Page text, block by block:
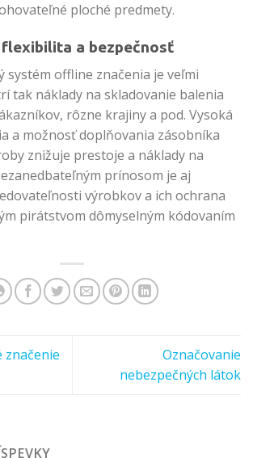
ploché predmety.
flexibilita a bezpečnosť
systém offline značenia je veľmi
tak náklady na skladovanie balenia
rôzne krajiny a pod. Vysoká
a možnosť doplňovania zásobníka
znižuje prestoje a náklady na
prínosom je aj
výrobkov a ich ochrana
pirátstvom dômyselným kódovaním
značenie
Označovanie
nebezpečných látok